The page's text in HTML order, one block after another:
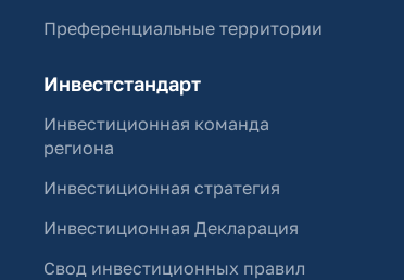
Преференциальные территории
Инвестстандарт
Инвестиционная команда
региона
Инвестиционная стратегия
Инвестиционная Декларация
Свод инвестиционных правил